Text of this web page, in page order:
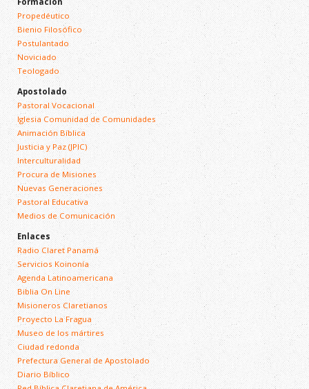
Propedéutico
Bienio Filosófico
Postulantado
Noviciado
Teologado
Apostolado
Pastoral Vocacional
Iglesia Comunidad de Comunidades
Animación Bíblica
Justicia y Paz (JPIC)
Interculturalidad
Procura de Misiones
Nuevas Generaciones
Pastoral Educativa
Medios de Comunicación
Enlaces
Radio Claret Panamá
Servicios Koinonía
Agenda Latinoamericana
Biblia On Line
Misioneros Claretianos
Proyecto La Fragua
Museo de los mártires
Ciudad redonda
Prefectura General de Apostolado
Diario Bíblico